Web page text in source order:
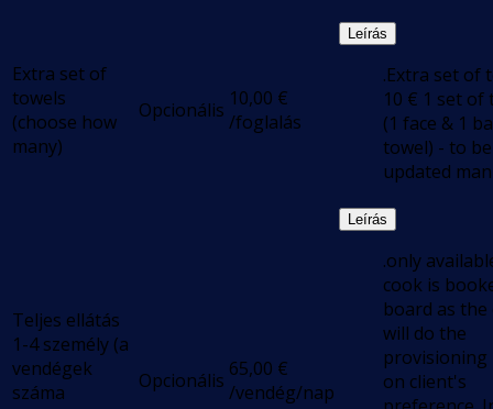
Extra set of
towels
(choose how
many)
Opcionális 10,00 €
/foglalás
Leírás
.Extra set of
10 € 1 set of
(1 face & 1
towel) - to be
updated
Teljes ellátás
1-4 személy (a
vendégek
száma
Opcionális 65,00 €
/vendég/nap
Leírás
.only
cook is
board as the
will do the
provisioning
on client's